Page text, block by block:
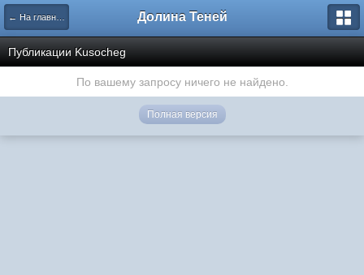
← На главную Долина Теней
Публикации Kusocheg
По вашему запросу ничего не найдено.
Полная версия